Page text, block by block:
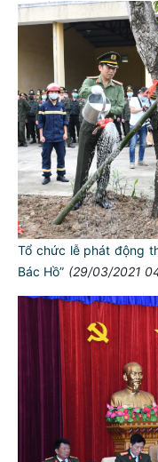
Tổ chức lễ phát động
Bác Hồ” (29/03/2021